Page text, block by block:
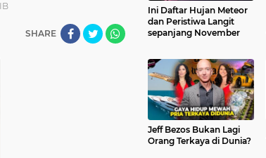
SHARE
Ini Daftar Hujan Meteor
dan Peristiwa Langit
sepanjang November
Jeff Bezos Bukan Lagi
Orang Terkaya di Dunia?